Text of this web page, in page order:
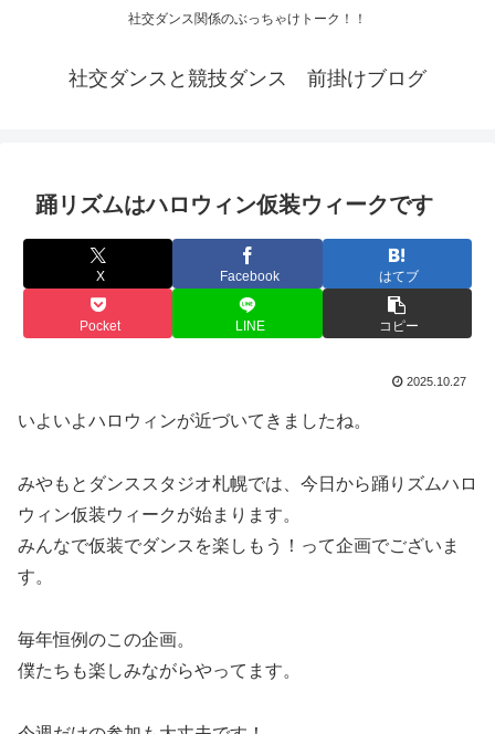
社交ダンス関係のぶっちゃけトーク！！
社交ダンスと競技ダンス 前掛けブログ
踊リズムはハロウィン仮装ウィークです
X Facebook はてブ
Pocket LINE コピー
2025.10.27
いよいよハロウィンが近づいてきましたね。
みやもとダンススタジオ札幌では、今日から踊りズムハロ
ウィン仮装ウィークが始まります。
みんなで仮装でダンスを楽しもう！って企画でございま
す。
毎年恒例のこの企画。
僕たちも楽しみながらやってます。